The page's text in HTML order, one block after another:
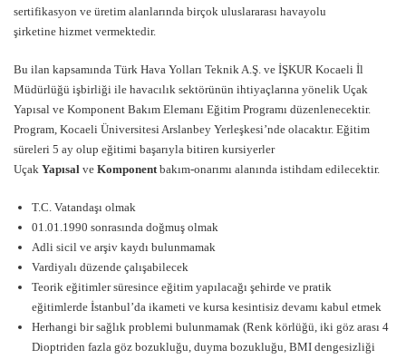
sertifikasyon ve üretim alanlarında birçok uluslararası havayolu
şirketine hizmet vermektedir.
Bu ilan kapsamında Türk Hava Yolları Teknik A.Ş. ve İŞKUR Kocaeli İl
Müdürlüğü işbirliği ile havacılık sektörünün ihtiyaçlarına yönelik Uçak
Yapısal ve Komponent Bakım Elemanı Eğitim Programı düzenlenecektir.
Program, Kocaeli Üniversitesi Arslanbey Yerleşkesi’nde olacaktır. Eğitim
süreleri 5 ay olup eğitimi başarıyla bitiren kursiyerler
Uçak Yapısal ve Komponentbakım-onarımı alanında istihdam edilecektir.
T.C. Vatandaşı olmak
01.01.1990 sonrasında doğmuş olmak
Adli sicil ve arşiv kaydı bulunmamak
Vardiyalı düzende çalışabilecek
Teorik eğitimler süresince eğitim yapılacağı şehirde ve pratik
eğitimlerde İstanbul’da ikameti ve kursa kesintisiz devamı kabul etmek
Herhangi bir sağlık problemi bulunmamak (Renk körlüğü, iki göz arası 4
Dioptriden fazla göz bozukluğu, duyma bozukluğu, BMI dengesizliği